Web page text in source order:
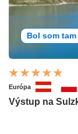
Bol som tam
Európa
Výstup na